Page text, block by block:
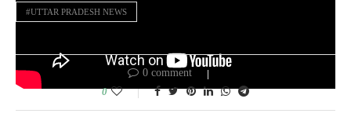
#UTTAR PRADESH NEWS
0 comment
0